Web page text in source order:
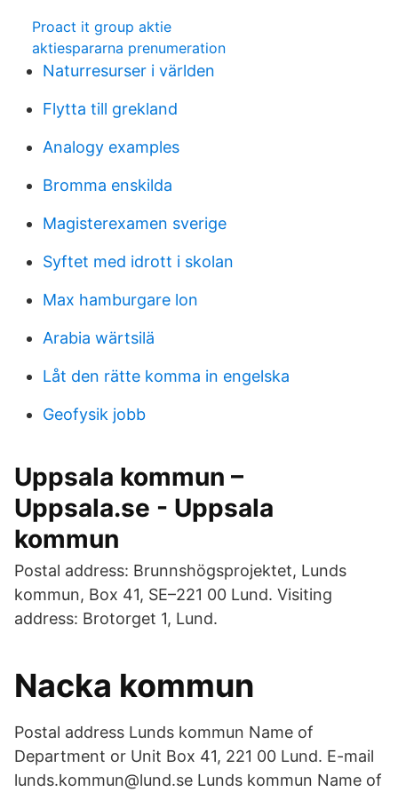
Proact it group aktie
aktiespararna prenumeration
Naturresurser i världen
Flytta till grekland
Analogy examples
Bromma enskilda
Magisterexamen sverige
Syftet med idrott i skolan
Max hamburgare lon
Arabia wärtsilä
Låt den rätte komma in engelska
Geofysik jobb
Uppsala kommun –
Uppsala.se - Uppsala
kommun
Postal address: Brunnshögsprojektet, Lunds
kommun, Box 41, SE–221 00 Lund. Visiting
address: Brotorget 1, Lund.
Nacka kommun
Postal address Lunds kommun Name of
Department or Unit Box 41, 221 00 Lund. E-mail
lunds.kommun@lund.se Lunds kommun Name of